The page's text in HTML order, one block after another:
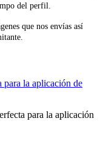
del perfil.
que nos envías así
la aplicación de
para la aplicación